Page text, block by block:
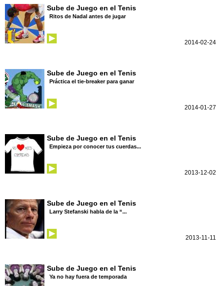
Sube de Juego en el Tenis
Ritos de Nadal antes de jugar
2014-02-24
Sube de Juego en el Tenis
Práctica el tie-breaker para ganar
2014-01-27
Sube de Juego en el Tenis
Empieza por conocer tus cuerdas...
2013-12-02
Sube de Juego en el Tenis
Larry Stefanski habla de la “...
2013-11-11
Sube de Juego en el Tenis
Ya no hay fuera de temporada